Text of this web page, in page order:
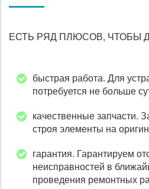
ЕСТЬ РЯД ПЛЮСОВ, ЧТОБЫ
быстрая работа. Для
потребуется не больше
качественные
строя элементы на
гарантия. Гарантируем
неисправностей в
проведения ремонтных